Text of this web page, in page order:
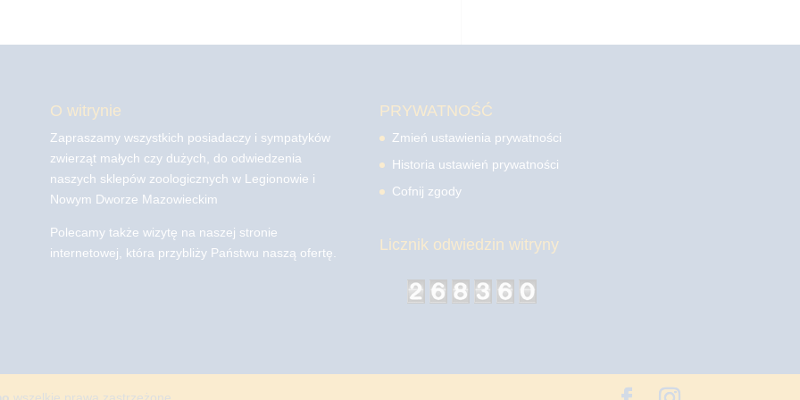
O witrynie
Zapraszamy wszystkich posiadaczy i sympatyków
zwierząt małych czy dużych, do odwiedzenia
naszych sklepów zoologicznych w Legionowie i
Nowym Dworze Mazowieckim
Polecamy także wizytę na naszej stronie
internetowej, która przybliży Państwu naszą ofertę.
PRYWATNOŚĆ
Zmień ustawienia prywatności
Historia ustawień prywatności
Cofnij zgody
Licznik odwiedzin witryny